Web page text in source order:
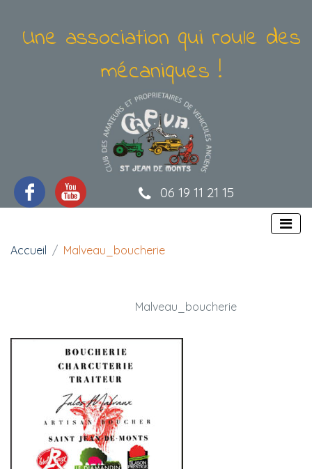
Une association qui roule des
mécaniques !
06 19 11 21 15
Accueil Malveau_boucherie
Malveau_boucherie